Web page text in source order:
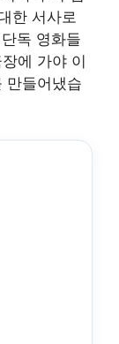
한 서사로
독 영화들
에 가야 이
만들어냈습